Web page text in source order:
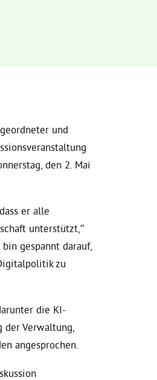
und
den 2. Mai
er alle
unterstützt,”
gespannt darauf,
zu
die KI-
Verwaltung,
angesprochen.